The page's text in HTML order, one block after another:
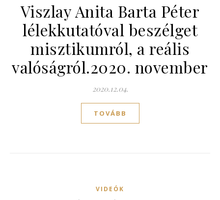
Viszlay Anita Barta Péter
lélekkutatóval beszélget
misztikumról, a reális
valóságról.2020. november
2020.12.04.
TOVÁBB
VIDEÓK